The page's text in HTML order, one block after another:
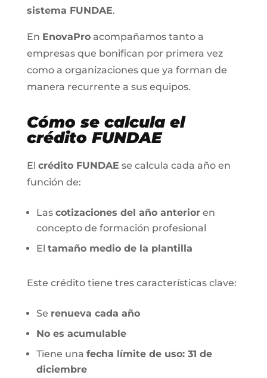
sistema FUNDAE.
En EnovaProacompañamos tanto a
empresas que bonifican por primera vez
como a organizaciones que ya forman de
manera recurrente a sus equipos.
Cómo se calcula el
crédito FUNDAE
El crédito FUNDAE se calcula cada año en
función de:
Las cotizaciones del año anterioren
concepto de formación profesional
El tamaño medio de la plantilla
Este crédito tiene tres características clave:
Se renueva cada año
No es acumulable
Tiene una fecha límite de uso: 31 de
diciembre